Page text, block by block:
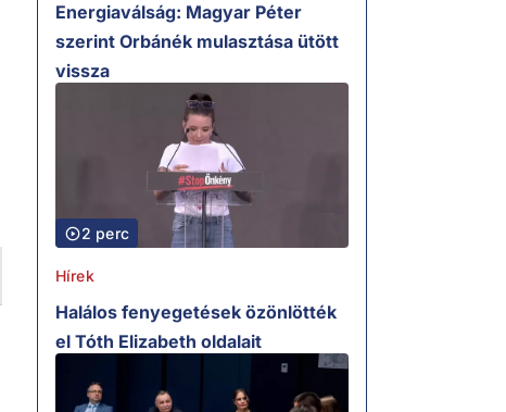
Energiaválság: Magyar Péter
szerint Orbánék mulasztása ütött
vissza
2 perc
Hírek
Halálos fenyegetések özönlötték
el Tóth Elizabeth oldalait